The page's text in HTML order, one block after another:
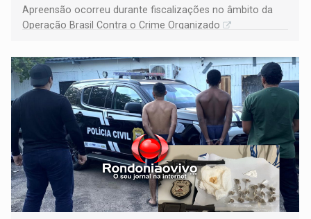
Apreensão ocorreu durante fiscalizações no âmbito da
Operação Brasil Contra o Crime Organizado